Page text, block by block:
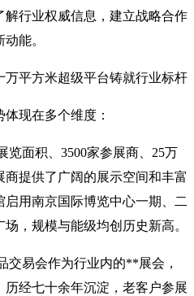
行业权威信息，建立战略合作
能。
万平方米超级平台铸就行业标杆
现在多个维度：
览面积、3500家参展商、25万
提供了广阔的展示空间和丰富
用南京国际博览中心一期、二
，规模与能级均创历史新高。
交易会作为行业内的**展会，
经七十余年沉淀，老客户参展